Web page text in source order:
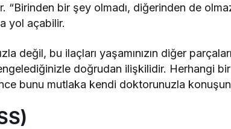
“Birinden bir şey olmadı, diğerinden de
yol açabilir.
değil, bu ilaçları yaşamınızın diğer
doğrudan ilişkilidir. Herhangi
bunu mutlaka kendi doktorunuzla